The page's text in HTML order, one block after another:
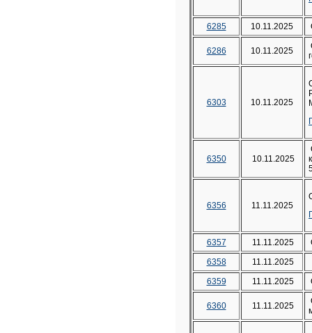
6285 10.11.2025
6286 10.11.2025
6303 10.11.2025
6350 10.11.2025
6356 11.11.2025
6357 11.11.2025
6358
11.11.2025
6359
11.11.2025
6360 11.11.2025